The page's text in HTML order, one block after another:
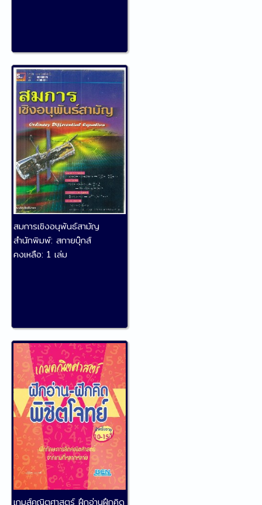
สมการเชิงอนุพันธ์สามัญ
สำนักพิมพ์: สกายบุ๊กส์
คงเหลือ: 1 เล่ม
เกมส์คณิตศาสตร์ ฝึกอ่านฝึกคิด